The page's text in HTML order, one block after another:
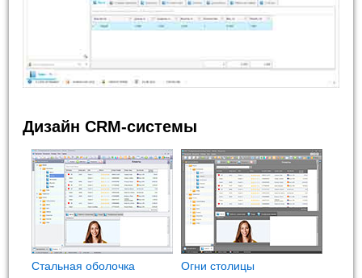
Дизайн CRM-системы
Стальная оболочка Огни столицы